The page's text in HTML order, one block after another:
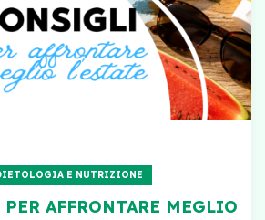
E NUTRIZIONE
AFFRONTARE MEGLIO